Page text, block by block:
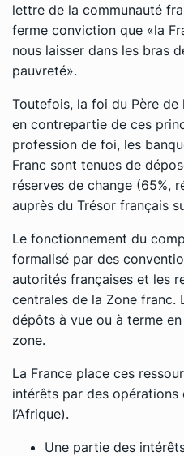
lettre de la communauté
ferme conviction que «la
nous laisser dans les bras
pauvreté».
Toutefois, la foi du Père
en contrepartie de ces
profession de foi, les
Franc sont tenues de
réserves de change (65%,
auprès du Trésor français
Le fonctionnement du
formalisé par des
autorités françaises et les
centrales de la Zone franc.
dépôts à vue ou à terme
zone.
La France place ces
intérêts par des
l’Afrique).
Une partie des